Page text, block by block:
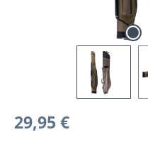
Regulärer Preis:
29,95 €